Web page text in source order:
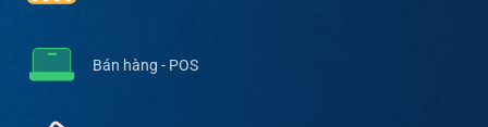
Bán hàng - POS